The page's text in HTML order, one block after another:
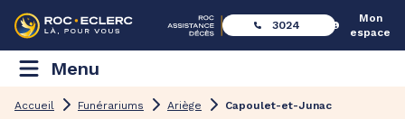
3024
Mon
espace
Menu
Accueil Funérariums Ariège Capoulet-et-Junac